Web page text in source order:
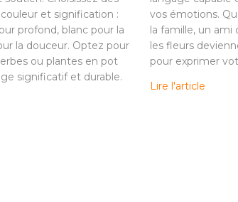
et signification :
profond, blanc pour la
la douceur. Optez pour
ou plantes en pot
significatif et durable.
vos émotions.
la famille, un ami
les fleurs
pour exprimer
Lire l'article